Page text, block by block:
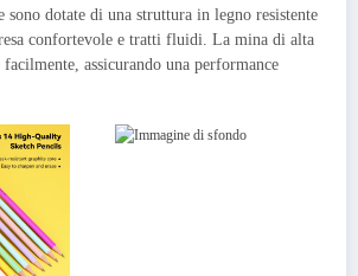
dotate di una struttura in legno resistente
confortevole e tratti fluidi. La mina di alta
assicurando una performance